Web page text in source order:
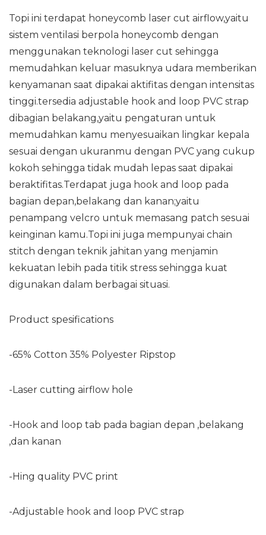
Topi ini terdapat honeycomb laser cut airflow,yaitu
sistem ventilasi berpola honeycomb dengan
menggunakan teknologi laser cut sehingga
memudahkan keluar masuknya udara memberikan
kenyamanan saat dipakai aktifitas dengan intensitas
tinggi.tersedia adjustable hook and loop PVC strap
dibagian belakang,yaitu pengaturan untuk
memudahkan kamu menyesuaikan lingkar kepala
sesuai dengan ukuranmu dengan PVC yang cukup
kokoh sehingga tidak mudah lepas saat dipakai
beraktifitas.Terdapat juga hook and loop pada
bagian depan,belakang dan kanan;yaitu
penampang velcro untuk memasang patch sesuai
keinginan kamu.Topi ini juga mempunyai chain
stitch dengan teknik jahitan yang menjamin
kekuatan lebih pada titik stress sehingga kuat
digunakan dalam berbagai situasi.
Product spesifications
-65% Cotton 35% Polyester Ripstop
-Laser cutting airflow hole
-Hook and loop tab pada bagian depan ,belakang
,dan kanan
-Hing quality PVC print
-Adjustable hook and loop PVC strap